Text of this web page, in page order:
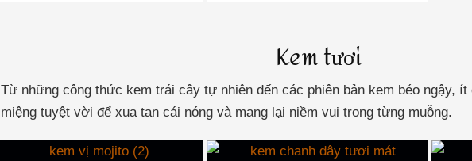
Kem tươi
Từ những công thức kem trái cây tự nhiên đến các phiên bản kem béo ngậy,
miệng tuyệt vời để xua tan cái nóng và mang lại niềm vui trong từng muỗng.